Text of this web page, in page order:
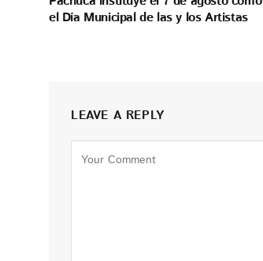
el Día Municipal de las y los Artistas
LEAVE A REPLY